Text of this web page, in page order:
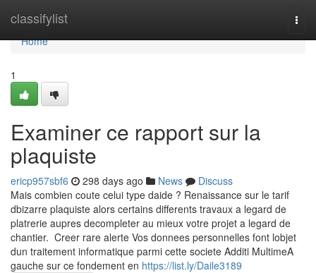
classifylist
Home
Home
1
Examiner ce rapport sur la
plaquiste
ericp957sbf6 298 days ago News
Discuss
Mais combien coute celui type daide ? Renaissance sur le tarif
dbizarre plaquiste alors certains differents travaux a legard de
platrerie aupres decompleter au mieux votre projet a legard de
chantier. Creer rare alerte Vos donnees personnelles font lobjet
dun traitement informatique parmi cette societe Additi MultimeA
gauche sur ce fondement en https://list.ly/Daile3189